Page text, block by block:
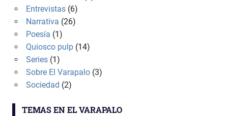
Entrevistas(6)
Narrativa (26)
Poesía (1)
Quiosco pulp(14)
Series(1)
Sobre El Varapalo(3)
Sociedad (2)
TEMAS EN EL VARAPALO